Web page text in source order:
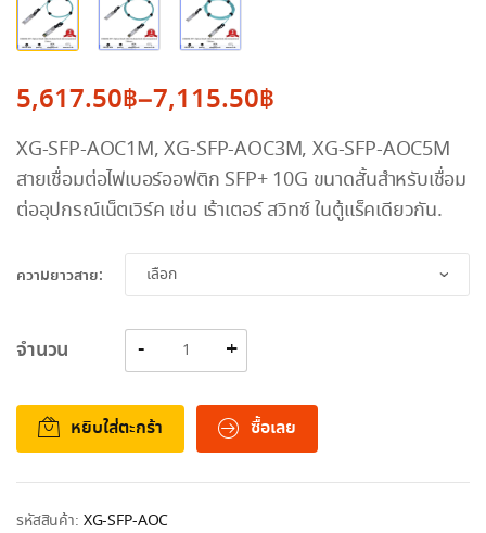
5,617.50฿–7,115.50฿
range:
5,617.50฿
through
7,115.50฿
XG-SFP-AOC1M, XG-SFP-AOC3M, XG-SFP-AOC5M
สายเชื่อมต่อไฟเบอร์ออฟติก SFP+ 10G ขนาดสั้นสำหรับเชื่อม
ต่ออุปกรณ์เน็ตเวิร์ค เช่น เร้าเตอร์ สวิทซ์ ในตู้แร็คเดียวกัน.
ความยาวสาย:
จำนวน
หยิบใส่ตะกร้า ซื้อเลย
รหัสสินค้า: XG-SFP-AOC